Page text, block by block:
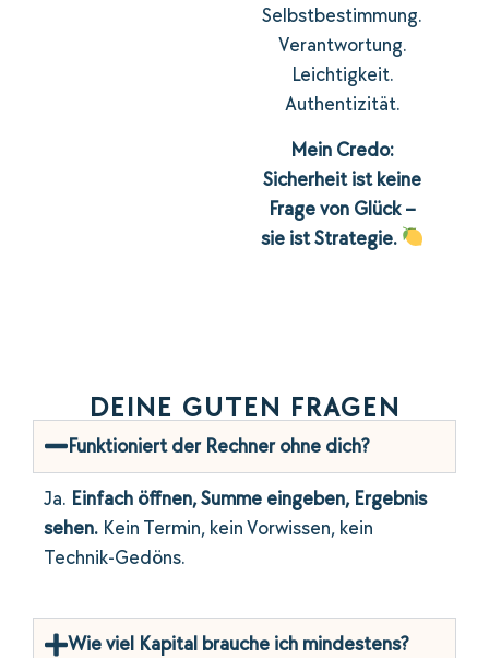
Selbstbestimmung.
Verantwortung.
Leichtigkeit.
Authentizität.
Mein Credo:
Sicherheit ist keine
Frage von Glück –
sie ist Strategie.
DEINE GUTEN FRAGEN
Funktioniert der Rechner ohne dich?
Ja. Einfach öffnen, Summe eingeben, Ergebnis
sehen. Kein Termin, kein Vorwissen, kein
Technik-Gedöns.
Wie viel Kapital brauche ich mindestens?